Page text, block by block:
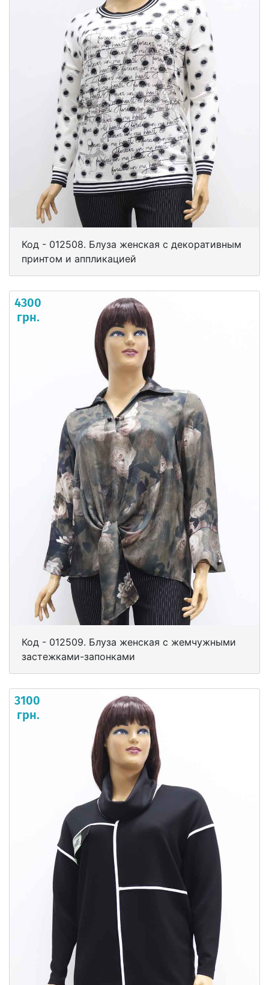
Код - 012508. Блуза женская с декоративным
принтом и аппликацией
4300
грн.
Код - 012509. Блуза женская с жемчужными
застежками-запонками
3100
грн.